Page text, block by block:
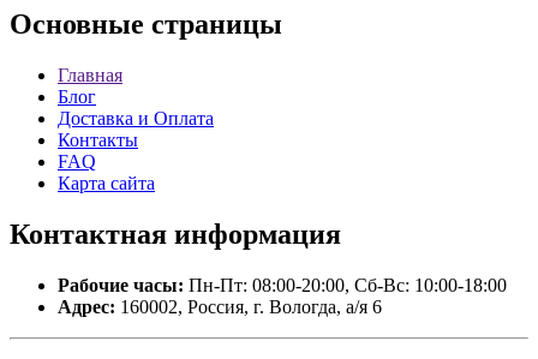
Основные страницы
Главная
Блог
Доставка и Оплата
Контакты
FAQ
Карта сайта
Контактная информация
Рабочие часы: Пн-Пт: 08:00-20:00, Сб-Вс: 10:00-18:00
Адрес: 160002, Россия, г. Вологда, а/я 6